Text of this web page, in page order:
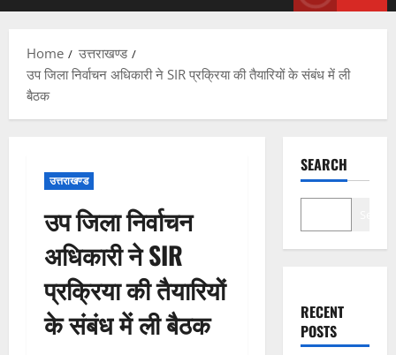
Home
उत्तराखण्ड
उप जिला निर्वाचन अधिकारी ने SIR प्रक्रिया की तैयारियों के संबंध में ली
बैठक
उत्तराखण्ड
उप जिला निर्वाचन
अधिकारी ने SIR
प्रक्रिया की तैयारियों
के संबंध में ली बैठक
SEARCH
RECENT
POSTS